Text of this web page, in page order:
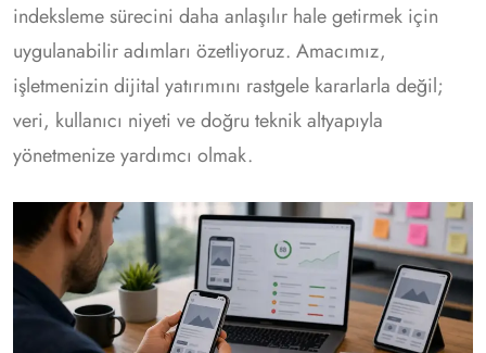
indeksleme sürecini daha anlaşılır hale getirmek için
uygulanabilir adımları özetliyoruz. Amacımız,
işletmenizin dijital yatırımını rastgele kararlarla değil;
veri, kullanıcı niyeti ve doğru teknik altyapıyla
yönetmenize yardımcı olmak.